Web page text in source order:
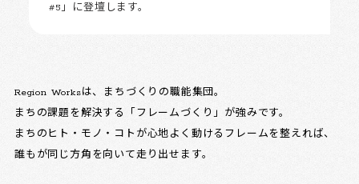
#5」に登壇します。
Region Worksは、まちづくりの職能集団。
まちの課題を解決する「フレームづくり」が強みです。
まちのヒト・モノ・コトが心地よく動けるフレームを整えれば、
誰もが同じ方角を向いて走り出せます。